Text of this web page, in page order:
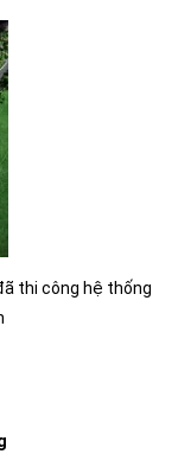
thi công hệ thống